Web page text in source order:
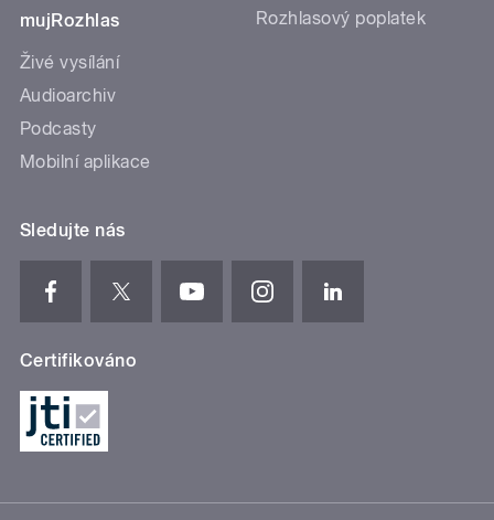
mujRozhlas
Živé vysílání
Audioarchiv
Podcasty
Mobilní aplikace
Rozhlasový poplatek
Sledujte nás
Certifikováno